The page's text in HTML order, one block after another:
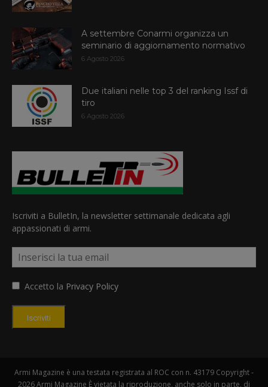
A settembre Conarmi organizza un
seminario di aggiornamento normativo
6 Agosto 2026
Due italiani nelle top 3 del ranking Issf di
tiro
6 Agosto 2026
Iscriviti a BulletIn, la newsletter settimanale dedicata agli
appassionati di armi.
Accetto la Privacy Policy
Iscriviti
Armi Magazine è una testata registrata al ROC con n. 43179 Copyright -
2026 Armi Magazine È vietata la riproduzione, anche solo in parte, di